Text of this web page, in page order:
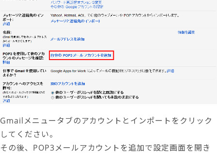
Gmailメニュータブのアカウントとインポートをクリック
してください。
その後、POP3メールアカウントを追加で設定画面を開き